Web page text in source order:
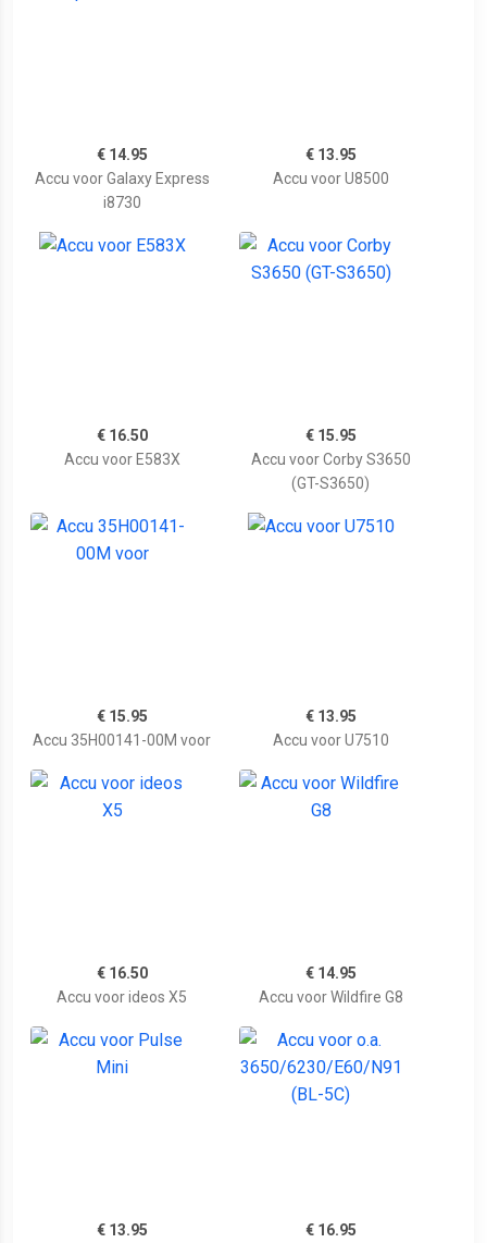
€ 14.95
Accu voor Galaxy Express
i8730
€ 13.95
Accu voor U8500
€ 16.50
Accu voor E583X
€ 15.95
Accu voor Corby S3650
(GT-S3650)
€ 15.95
Accu 35H00141-00M voor
€ 13.95
Accu voor U7510
€ 16.50
Accu voor ideos X5
€ 14.95
Accu voor Wildfire G8
€ 13.95 € 16.95